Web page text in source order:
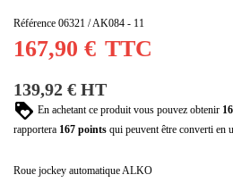
Référence 06321 / AK084 - 11
167,90 € TTC
139,92 € HT
En achetant ce produit vous pouvez obtenir
rapportera 167 points qui peuvent être converti en
Roue jockey automatique ALKO